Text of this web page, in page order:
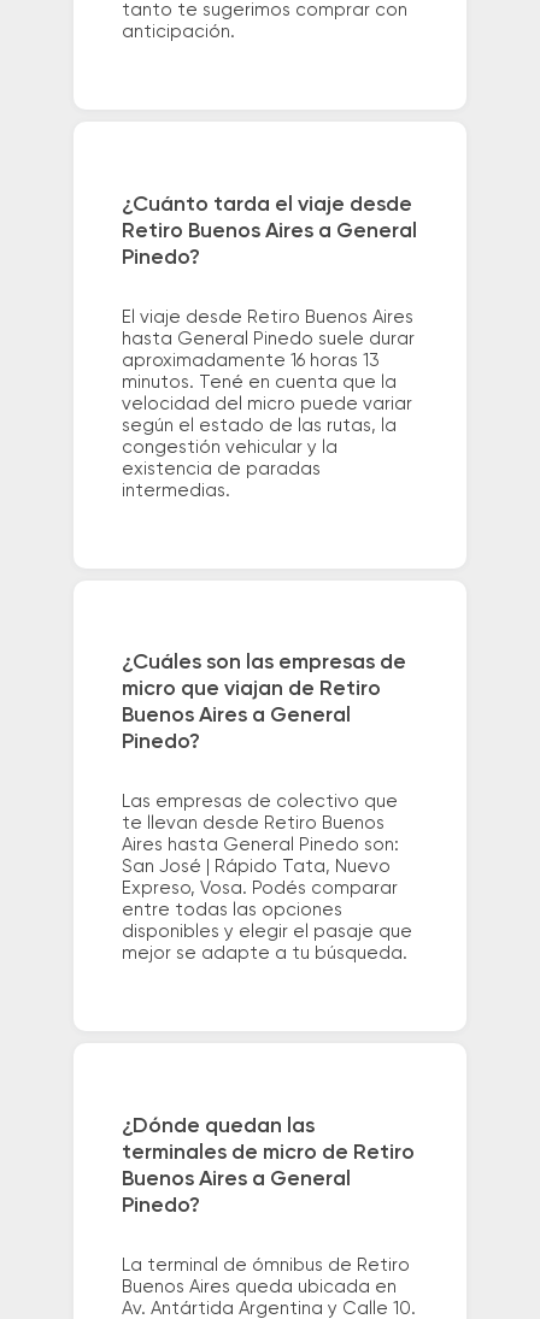
tanto te sugerimos comprar con
anticipación.
¿Cuánto tarda el viaje desde
Retiro Buenos Aires a General
Pinedo?
El viaje desde Retiro Buenos Aires
hasta General Pinedo suele durar
aproximadamente 16 horas 13
minutos. Tené en cuenta que la
velocidad del micro puede variar
según el estado de las rutas, la
congestión vehicular y la
existencia de paradas
intermedias.
¿Cuáles son las empresas de
micro que viajan de Retiro
Buenos Aires a General
Pinedo?
Las empresas de colectivo que
te llevan desde Retiro Buenos
Aires hasta General Pinedo son:
San José | Rápido Tata, Nuevo
Expreso, Vosa. Podés comparar
entre todas las opciones
disponibles y elegir el pasaje que
mejor se adapte a tu búsqueda.
¿Dónde quedan las
terminales de micro de Retiro
Buenos Aires a General
Pinedo?
La terminal de ómnibus de Retiro
Buenos Aires queda ubicada en
Av. Antártida Argentina y Calle 10.